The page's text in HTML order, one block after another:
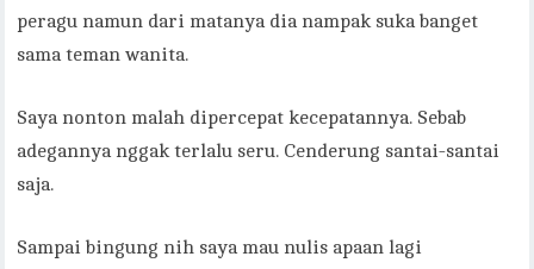
peragu namun dari matanya dia nampak suka banget
sama teman wanita.
Saya nonton malah dipercepat kecepatannya. Sebab
adegannya nggak terlalu seru. Cenderung santai-santai
saja.
Sampai bingung nih saya mau nulis apaan lagi